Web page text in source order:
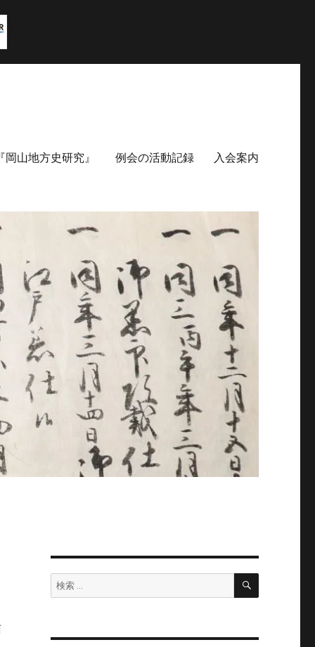
岡山地方史研究』 例会の活動記録 入会案内
検
索:
検